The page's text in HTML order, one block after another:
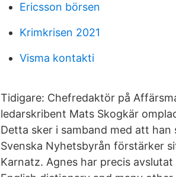
Ericsson börsen
Krimkrisen 2021
Visma kontakti
Tidigare: Chefredaktör på
ledarskribent Mats Skogkär
Detta sker i samband med att
Svenska Nyhetsbyrån förstärker
Karnatz. Agnes har precis